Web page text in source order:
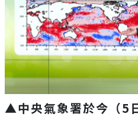
▲中央氣象署於今（5